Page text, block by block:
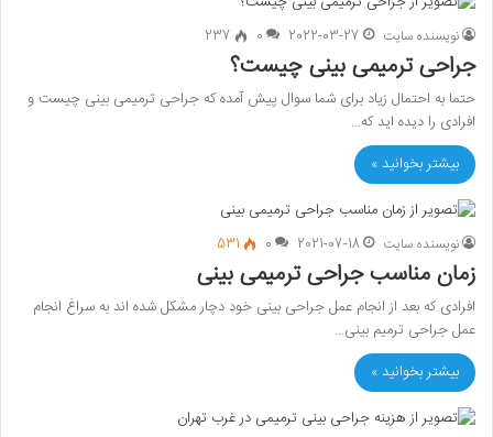
نویسنده سایت 2022-03-27
0
237
جراحی ترمیمی بینی چیست؟
حتما به احتمال زیاد برای شما سوال پیش آمده که جراحی ترمیمی بینی چیست و
افرادی را دیده اید که…
بیشتر بخوانید »
نویسنده سایت 2021-07-18
0
531
زمان مناسب جراحی ترمیمی بینی
افرادی که بعد از انجام عمل جراحی بینی خود دچار مشکل شده اند به سراغ انجام
عمل جراحی ترمیم بینی…
بیشتر بخوانید »